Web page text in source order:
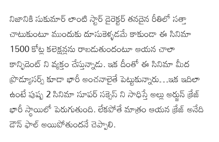
నిజానికి సుకుమార్ లాంటి స్టార్ డైరెక్టర్ తనదైన రీతిలో సత్తా
చాటుకుంటూ ముందుకు దూసుకెళ్ళడమే కాకుండా ఈ సినిమా
1500 కోట్ల కలెక్షన్లను రాబడుతుందంటూ ఆయన చాలా
కాన్ఫిడెంట్ ని వ్యక్తం చేస్తున్నాడు. ఇక దీంతో ఈ సినిమా మీద
ప్రొడ్యూసర్స్ కూడా భారీ అంచనాలైతే పెట్టుకున్నారు…ఇక ఇదిలా
ఉంటే పుష్ప 2 సినిమా సూపర్ సక్సెస్ ని సాధిస్తే అల్లు అర్జున్ క్రేజ్
భారీ స్థాయిలో పెరుగుతుంది. లేకపోతే మాత్రం ఆయన క్రేజ్ అనేది
డౌన్ ఫాల్ అయిపోతుందనే చెప్పాలి.